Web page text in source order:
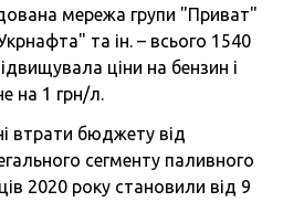
мережа групи "Приват"
та ін. – всього 1540
ціни на бензин і
на 1 грн/л.
втрати бюджету від
сегменту паливного
2020 року становили від 9